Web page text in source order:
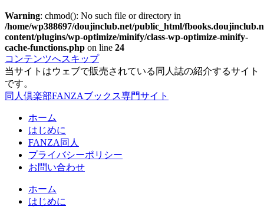
Warning: chmod(): No such file or directory in
/home/wp388697/doujinclub.net/public_html/
content/plugins/wp-optimize/minify/class-wp-optimize-minify-
cache-functions.php on line 24
コンテンツへスキップ
当サイトはウェブで販売されている同人誌の紹介するサイト
です。
同人倶楽部FANZAブックス専門サイト
ホーム
はじめに
FANZA同人
プライバシーポリシー
お問い合わせ
ホーム
はじめに